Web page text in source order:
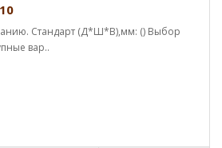
Стандарт (Д*Ш*В),мм: () Выбор
вар..